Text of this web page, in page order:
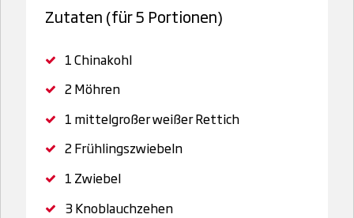
Zutaten (für 5 Portionen)
1Chinakohl
2 Möhren
1 mittelgroßer weißer Rettich
2 Frühlingszwiebeln
1 Zwiebel
3Knoblauchzehen